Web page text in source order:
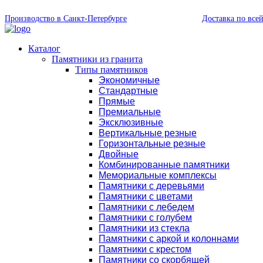
Производство в Санкт-Петербурге Доставка по
Каталог
Памятники из гранита
Типы памятников
Экономичные
Стандартные
Прямые
Премиальные
Эксклюзивные
Вертикальные резные
Горизонтальные резные
Двойные
Комбинированные памятники
Мемориальные комплексы
Памятники с деревьями
Памятники с цветами
Памятники с лебедем
Памятники с голубем
Памятники из стекла
Памятники с аркой и колоннами
Памятники с крестом
Памятники со скорбящей